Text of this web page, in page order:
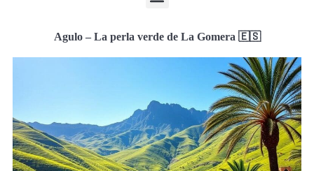
Agulo – La perla verde de La Gomera 🇪🇸